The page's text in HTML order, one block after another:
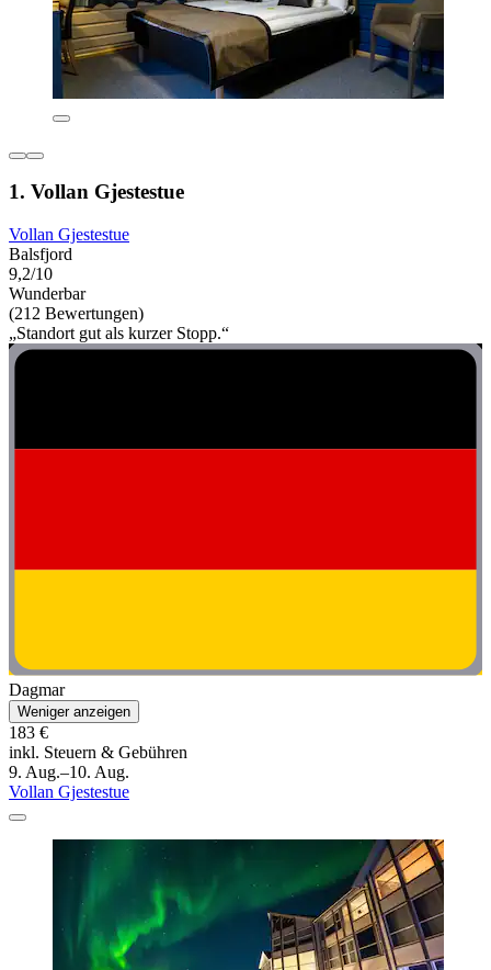
1. Vollan Gjestestue
Vollan Gjestestue
Balsfjord
9,2/10
Wunderbar
(212 Bewertungen)
„Standort gut als kurzer Stopp.“
Dagmar
Weniger anzeigen
183 €
inkl. Steuern & Gebühren
9. Aug.–10. Aug.
Vollan Gjestestue